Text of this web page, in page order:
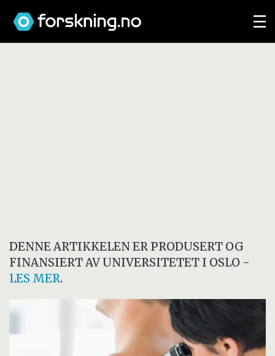
DENNE ARTIKKELEN ER PRODUSERT OG
FINANSIERT AV UNIVERSITETET I OSLO -
LES MER.